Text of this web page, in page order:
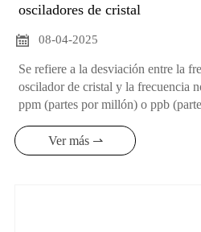
osciladores de cristal

08-04-2025
Se refiere a la desviación entre la
oscilador de cristal y la frecuencia
ppm (partes por millón) o ppb
frecuencia de salida al valor nominal.
Ver más ⇀